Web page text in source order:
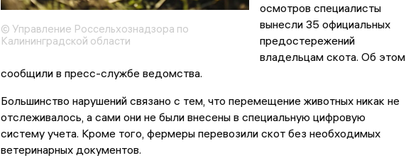
© Управление Россельхознадзора по
Калининградской области
осмотров специалисты
вынесли 35 официальных
предостережений
владельцам скота. Об этом
сообщили в пресс-службе ведомства.
Большинство нарушений связано с тем, что перемещение животных никак не
отслеживалось, а сами они не были внесены в специальную цифровую
систему учета. Кроме того, фермеры перевозили скот без необходимых
ветеринарных документов.